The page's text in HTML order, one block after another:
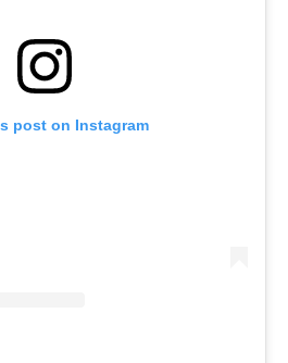
post on Instagram